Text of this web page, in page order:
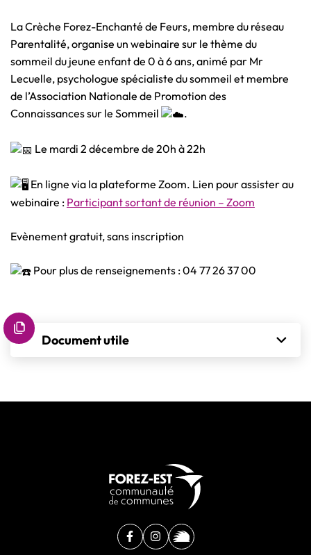
La Crèche Forez-Enchanté de Feurs, membre du réseau
Parentalité, organise un webinaire sur le thème du
sommeil du jeune enfant de 0 à 6 ans, animé par Mr
Lecuelle, psychologue spécialiste du sommeil et membre
de l’Association Nationale de Promotion des
Connaissances sur le Sommeil
.
Le mardi 2 décembre de 20h à 22h
En ligne via la plateforme Zoom. Lien pour assister au
webinaire : Participant sortant de réunion – Zoom
Evènement gratuit, sans inscription
Pour plus de renseignements : 04 77 26 37 00
Informations complémentaires
Document utile
Facebook
(ouverture dans un nouvel onglet)
Instagram
(ouverture dans un nouvel
illiwap
(ouverture dans un nouvel